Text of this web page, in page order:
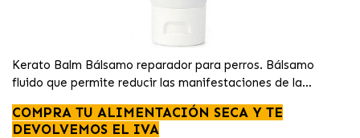
Kerato Balm Bálsamo reparador para perros. Bálsamo
fluido que permite reducir las manifestaciones de la
COMPRA TU ALIMENTACIÓN SECA Y TE
DEVOLVEMOS EL IVA